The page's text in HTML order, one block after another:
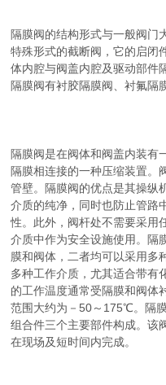
隔膜阀的结构形式与一般阀门
特殊形式的截断阀，它的启闭
体内腔与阀盖内腔及驱动部件
隔膜阀有衬胶隔膜阀、衬氟隔
隔膜阀是在阀体和阀盖内装有
隔膜相连接的一种压缩装置。
管壁。隔膜阀的优点是其操纵
介质的纯净，同时也防止管路
性。此外，阀杆处不需要采用
介质中作为安全设施使用。隔
膜和阀体，二者均可以采用多
多种工作介质，尤其适合带有
的工作温度通常受隔膜和阀体
范围大约为－50～175℃。隔
组合件三个主要部件构成。该
在现场及短时间内完成。